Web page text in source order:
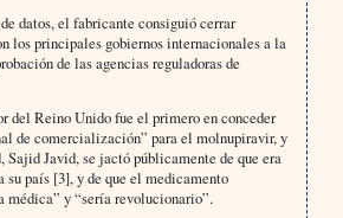
datos, el fabricante consiguió cerrar
los principales gobiernos internacionales a la
de las agencias reguladoras de
del Reino Unido fue el primero en conceder
de comercialización” para el molnupiravir, y
Sajid Javid, se jactó públicamente de que era
su país [3], y de que el medicamento
y “sería revolucionario”.